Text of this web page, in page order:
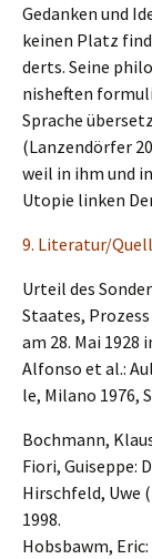
Gedan­ken und
keinen Platz
derts. Seine
nis­hef­ten
Sprache
(Lanzen­dör­fer
weil in ihm und
Utopie linken
9. Literatur/
Urteil des
Staates,
am 28. Mai
Alfon­so et al.:
le, Milano 1976,
Bochmann,
Fiori, Guisep­pe:
Hirsch­feld, Uwe
1998.
Hobsbawm,